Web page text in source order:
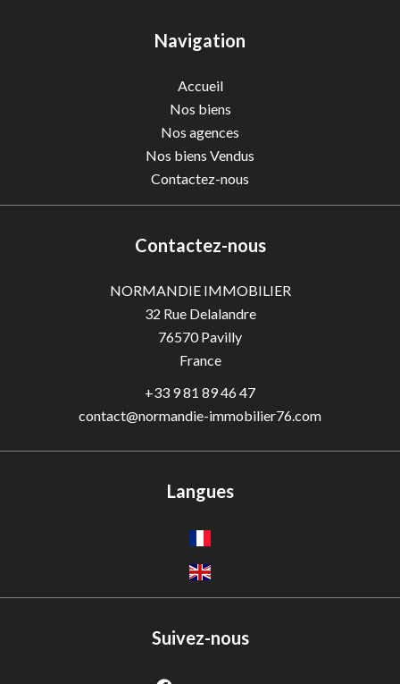
Navigation
Accueil
Nos biens
Nos agences
Nos biens Vendus
Contactez-nous
Contactez-nous
NORMANDIE IMMOBILIER
32 Rue Delalandre
76570Pavilly
France
+33 9 81 89 46 47
contact@normandie-immobilier76.com
Langues
Suivez-nous